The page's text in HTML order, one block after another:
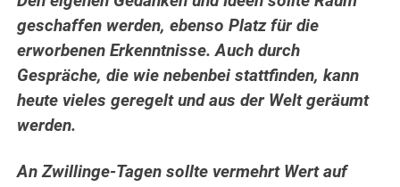
geschaffen werden, ebenso Platz für die
erworbenen Erkenntnisse. Auch durch
Gespräche, die wie nebenbei stattfinden, kann
heute vieles geregelt und aus der Welt geräumt
werden.
An Zwillinge-Tagen sollte vermehrt Wert auf